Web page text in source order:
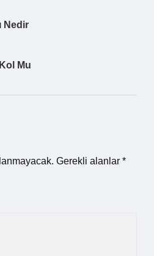
Nedir
Mu
Gerekli alanlar *